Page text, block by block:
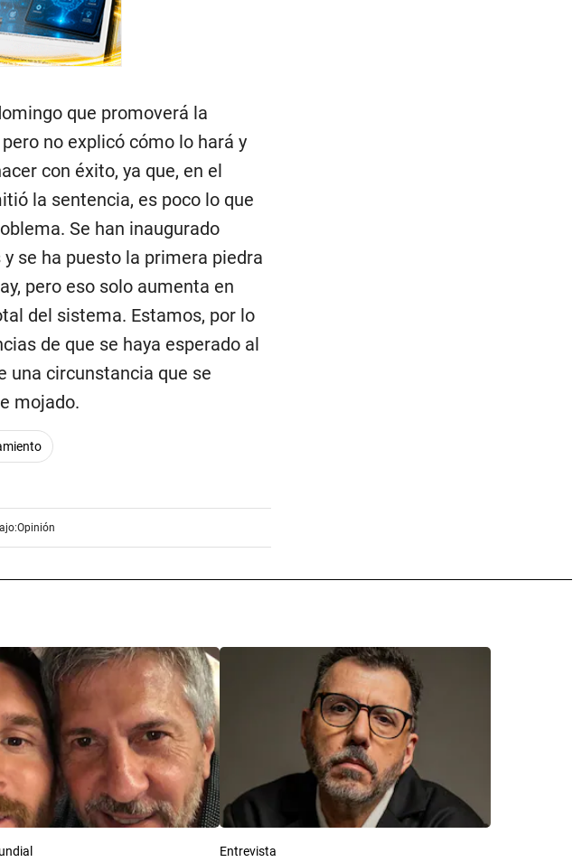
que promoverá la
no explicó cómo lo hará y
con éxito, ya que, en el
la sentencia, es poco lo que
Se han inaugurado
se ha puesto la primera piedra
pero eso solo aumenta en
del sistema. Estamos, por lo
de que se haya esperado al
una circunstancia que se
mojado.
Opinión
Entrevista